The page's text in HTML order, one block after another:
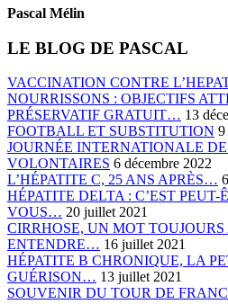
Pascal Mélin
LE BLOG DE PASCAL
VACCINATION CONTRE
NOURRISSONS : OBJECTIFS
PRÉSERVATIF GRATUIT… 13
FOOTBALL ET SUBSTITUTION 9
JOURNÉE INTERNATIONALE
VOLONTAIRES 6 décembre 2022
L’HÉPATITE C, 25 ANS APRÈS…
HÉPATITE DELTA : C’EST
VOUS… 20 juillet 2021
CIRRHOSE, UN MOT
ENTENDRE… 16 juillet 2021
HÉPATITE B CHRONIQUE, LA
GUÉRISON… 13 juillet 2021
SOUVENIR DU TOUR DE